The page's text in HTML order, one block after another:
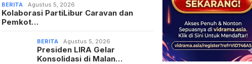
BERITA Agustus 5, 2026
Kolaborasi PartiLibur Caravan dan
Pemkot…
BERITA Agustus 5, 2026
Presiden LIRA Gelar
Konsolidasi di Malan…